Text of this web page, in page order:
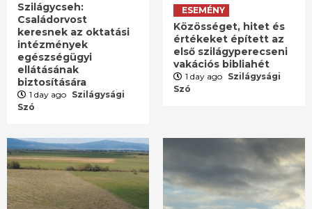
Szilágycseh:
Családorvost
keresnek az oktatási
intézmények
egészségügyi
ellátásának
biztosítására
1 day ago Szilágysági
Szó
ESEMÉNY
Közösséget, hitet és
értékeket épített az
első szilágyperecseni
vakációs bibliahét
1 day ago Szilágysági
Szó